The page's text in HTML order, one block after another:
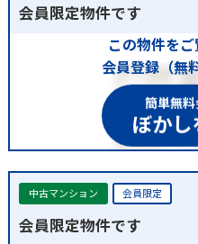
会員限定物件です
この物件を
会員登録（無
簡単無
ぼかし
中古マンション 会員限定
会員限定物件です